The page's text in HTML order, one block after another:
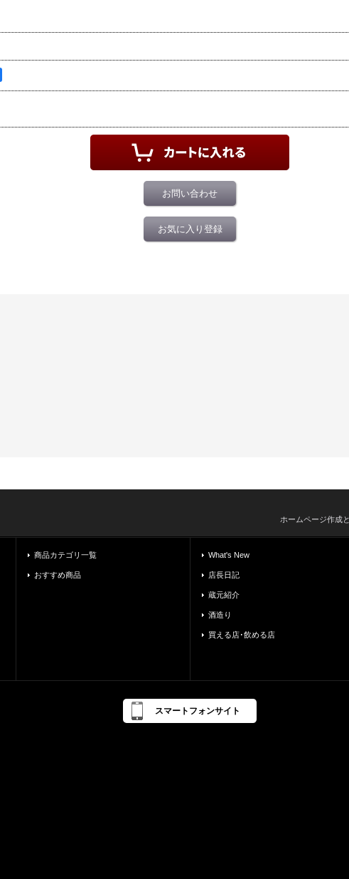
お問い合わせ
お気に入り登録
ホームページ作成
商品カテゴリ一覧
おすすめ商品
What's New
店長日記
蔵元紹介
酒造り
買える店･飲める店
スマートフォンサイト